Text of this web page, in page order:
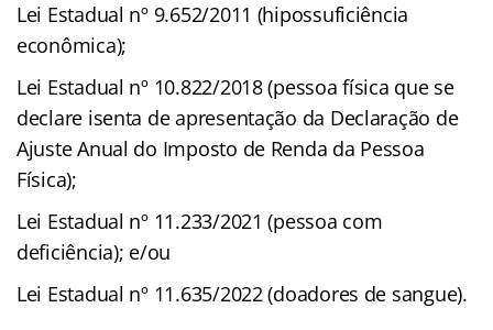
Lei Estadual nº 9.652/2011 (hipossuficiência
econômica);
Lei Estadual nº 10.822/2018 (pessoa física que se
declare isenta de apresentação da Declaração de
Ajuste Anual do Imposto de Renda da Pessoa
Física);
Lei Estadual nº 11.233/2021 (pessoa com
deficiência); e/ou
Lei Estadual nº 11.635/2022 (doadores de sangue).